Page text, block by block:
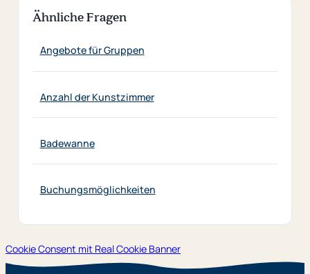
Ähnliche Fragen
Angebote für Gruppen
Anzahl der Kunstzimmer
Badewanne
Buchungsmöglichkeiten
Cookie Consent mit Real Cookie Banner